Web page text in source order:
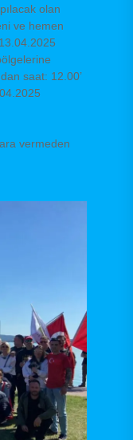
olan
ve hemen
saat: 12.00’
vermeden